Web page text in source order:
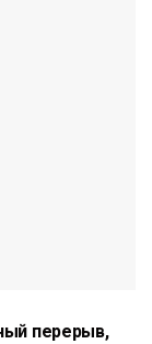
перерыв,